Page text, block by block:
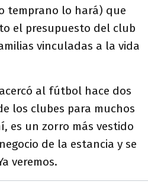
temprano lo hará) que
el presupuesto del club
vinculadas a la vida
al fútbol hace dos
los clubes para muchos
es un zorro más vestido
de la estancia y se
veremos.